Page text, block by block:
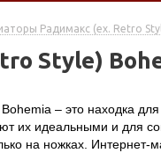
Радимакс (ex. Retro
Style)
– это находка
их идеальными и для
на ножках.